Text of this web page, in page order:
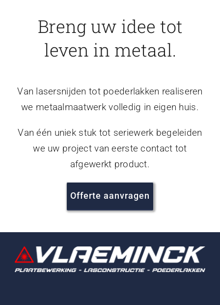
Breng uw idee tot
leven in metaal.
Van lasersnijden tot poederlakken realiseren
we metaalmaatwerk volledig in eigen huis.
Van één uniek stuk tot seriewerk begeleiden
we uw project van eerste contact tot
afgewerkt product.
Offerte aanvragen